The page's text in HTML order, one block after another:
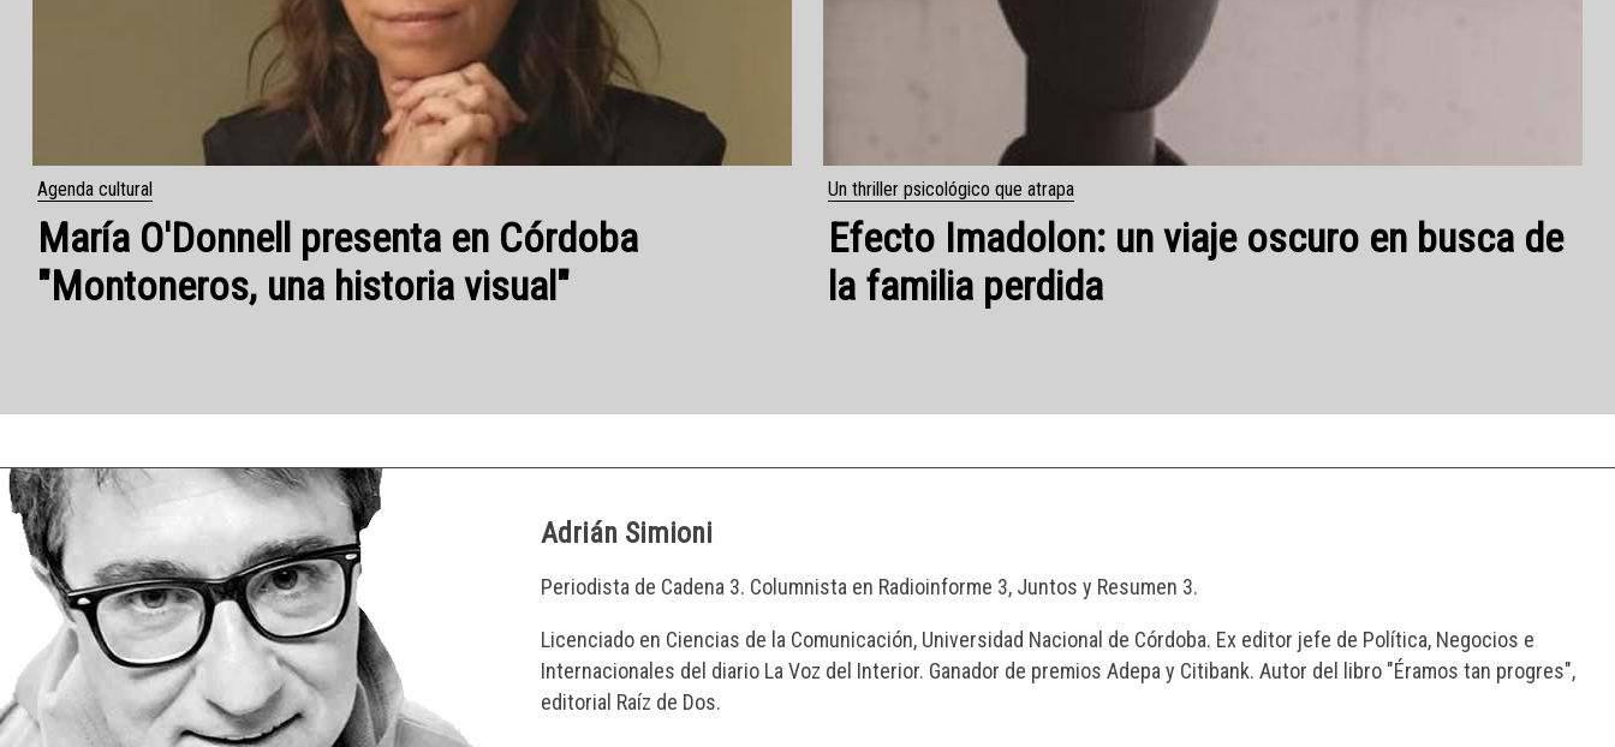
Adrián Simioni
Periodista de Cadena 3. Columnista en Radioinforme 3, Juntos y Resumen 3.
Licenciado en Ciencias de la Comunicación, Universidad Nacional de Córdoba. Ex editor jefe de Política, Negocios e
Internacionales del diario La Voz del Interior. Ganador de premios Adepa y Citibank. Autor del libro "Éramos tan progres",
editorial Raíz de Dos.